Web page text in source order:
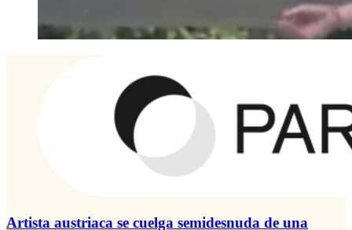
Artista austriaca se cuelga semidesnuda de una